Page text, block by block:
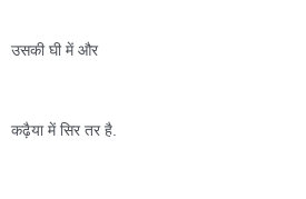
उसकी घी में और
कढ़ैया में सिर तर है.